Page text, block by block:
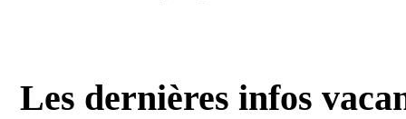
Les dernières infos